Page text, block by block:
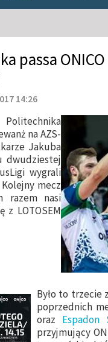
passa
14:26
na AZS-
Jakuba
dwudziestej
wygrali
mecz
razem nasi
z LOTOSEM
Było to trzecie
poprzednich
oraz Espadon
przyjmujący